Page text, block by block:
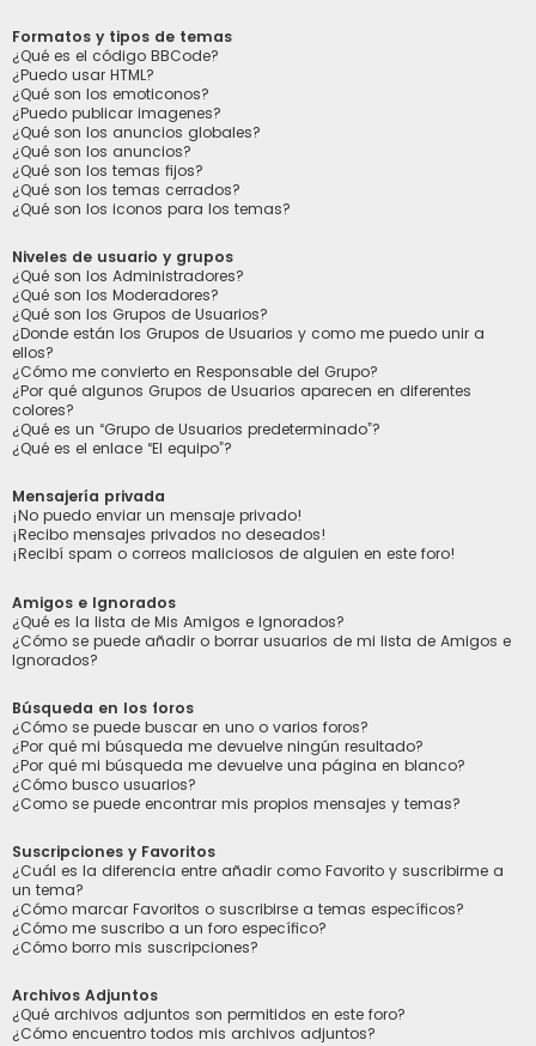
Formatos y tipos de temas
¿Qué es el código BBCode?
¿Puedo usar HTML?
¿Qué son los emoticonos?
¿Puedo publicar imagenes?
¿Qué son los anuncios globales?
¿Qué son los anuncios?
¿Qué son los temas fijos?
¿Qué son los temas cerrados?
¿Qué son los iconos para los temas?
Niveles de usuario y grupos
¿Qué son los Administradores?
¿Qué son los Moderadores?
¿Qué son los Grupos de Usuarios?
¿Donde están los Grupos de Usuarios y como me puedo unir a
ellos?
¿Cómo me convierto en Responsable del Grupo?
¿Por qué algunos Grupos de Usuarios aparecen en diferentes
colores?
¿Qué es un “Grupo de Usuarios predeterminado”?
¿Qué es el enlace “El equipo”?
Mensajería privada
¡No puedo enviar un mensaje privado!
¡Recibo mensajes privados no deseados!
¡Recibí spam o correos maliciosos de alguien en este foro!
Amigos e Ignorados
¿Qué es la lista de Mis Amigos e Ignorados?
¿Cómo se puede añadir o borrar usuarios de mi lista de Amigos e
Ignorados?
Búsqueda en los foros
¿Cómo se puede buscar en uno o varios foros?
¿Por qué mi búsqueda me devuelve ningún resultado?
¿Por qué mi búsqueda me devuelve una página en blanco?
¿Cómo busco usuarios?
¿Como se puede encontrar mis propios mensajes y temas?
Suscripciones y Favoritos
¿Cuál es la diferencia entre añadir como Favorito y suscribirme a
un tema?
¿Cómo marcar Favoritos o suscribirse a temas específicos?
¿Cómo me suscribo a un foro específico?
¿Cómo borro mis suscripciones?
Archivos Adjuntos
¿Qué archivos adjuntos son permitidos en este foro?
¿Cómo encuentro todos mis archivos adjuntos?